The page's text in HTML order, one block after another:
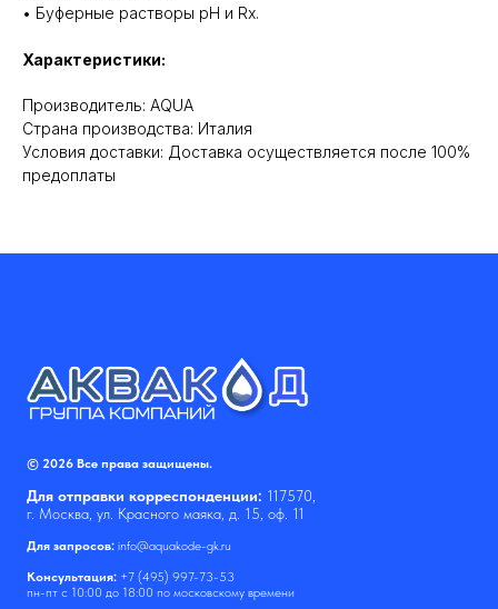
• Буферные растворы pH и Rx.
Характеристики:
Производитель: AQUA
Cтрана производства: Италия
Условия доставки: Доставка осуществляется после 100%
предоплаты
© 2026 Все права защищены.
Для отправки корреспонденции: 117570,
г. Москва, ул. Красного маяка, д. 15, оф. 11
Для запросов: info@aquakode-gk.ru
Консультация: +7 (495) 997-73-53
пн-пт с 10:00 до 18:00 по московскому времени